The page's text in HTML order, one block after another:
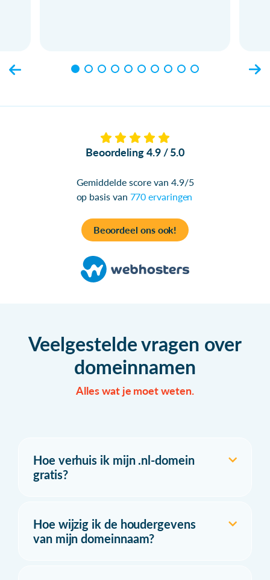
Beoordeling 4.9 / 5.0
Gemiddelde score van 4.9/5
op basis van 770 ervaringen
Beoordeel ons ook!
Veelgestelde vragen over
domeinnamen
Alles wat je moet weten.
Hoe verhuis ik mijn .nl-domein
gratis?
Hoe wijzig ik de houdergevens
van mijn domeinnaam?